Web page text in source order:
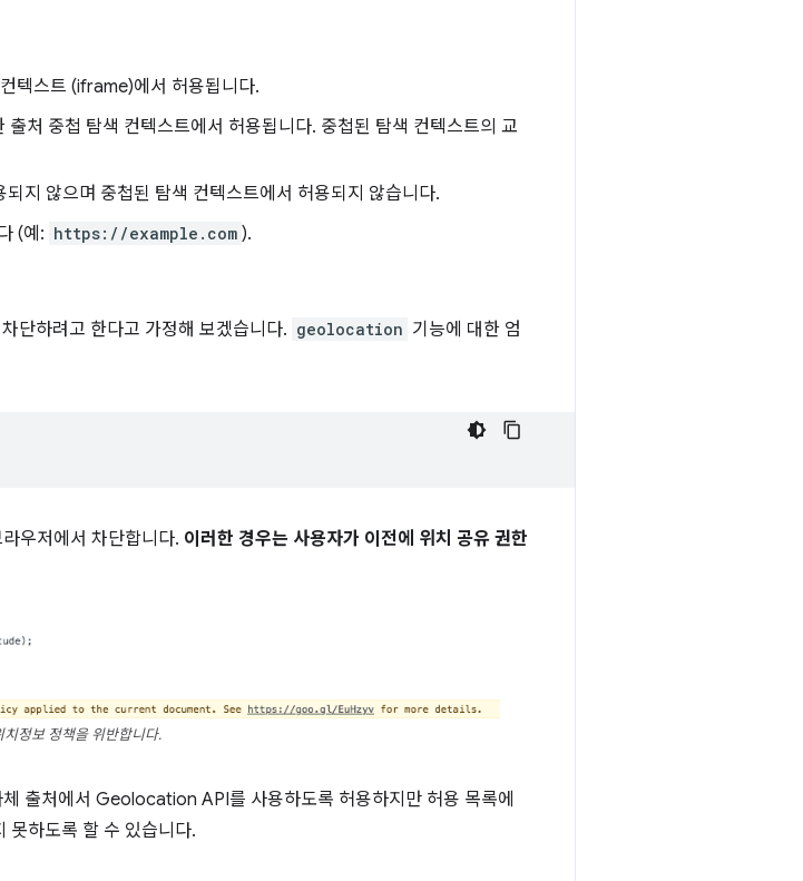
텍스트 (iframe)에서 허용됩니다.
처 중첩 탐색 컨텍스트에서 허용됩니다. 중첩된 탐색 컨텍스트의 교
지 않으며 중첩된 탐색 컨텍스트에서 허용되지 않습니다.
(예: https://example.com ).
단하려고 한다고 가정해 보겠습니다. geolocation 기능에 대한 엄
우저에서 차단합니다. 이러한 경우는 사용자가 이전에 위치 공유 권한
치정보 정책을 위반합니다.
출처에서 Geolocation API를 사용하도록 허용하지만 허용 목록에
못하도록 할 수 있습니다.